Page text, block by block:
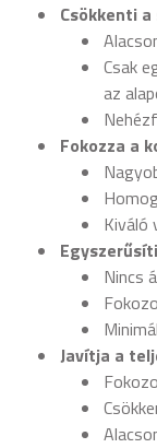
Csökkenti
Csak
az
Fokozza a
Kiváló
Nincs
Javítja a